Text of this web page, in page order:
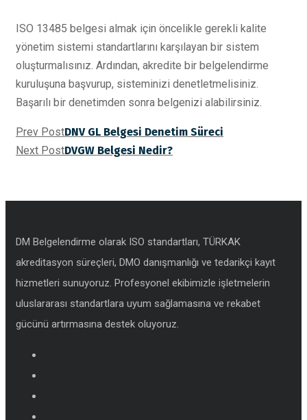
ISO 13485 belgesi almak için öncelikle gerekli kalite
yönetim sistemi standartlarını karşılayan bir sistem
oluşturmalısınız. Ardından, akredite bir belgelendirme
kuruluşuna başvurup, sisteminizi denetletmelisiniz.
Başarılı bir denetimden sonra belgenizi alabilirsiniz.
Prev PostDNV GL Belgesi Denetim Süreci
Next PostDVGW Belgesi Nedir?
DM Belgelendirme olarak ISO standartları, TÜRKAK
akreditasyon süreçleri, DMO danışmanlığı ve tedarikçi kayıt
hizmetleri sunuyoruz. Profesyonel ekibimizle işletmelerin
uluslararası standartlara uyum sağlamasına ve rekabet
gücünü artırmasına destek oluyoruz.